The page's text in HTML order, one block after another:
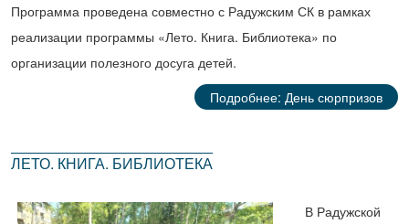
Программа проведена совместно с Радужским СК в рамках
реализации программы «Лето. Книга. Библиотека» по
организации полезного досуга детей.
Подробнее: День сюрпризов
ЛЕТО. КНИГА. БИБЛИОТЕКА
В Радужской